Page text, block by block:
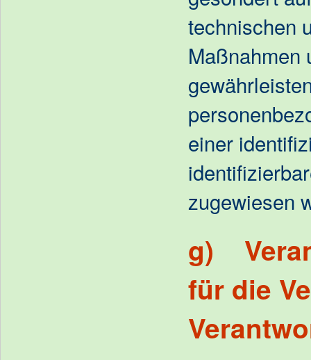
technischen
Maßnahmen
einer
zugewiesen
g)
für die